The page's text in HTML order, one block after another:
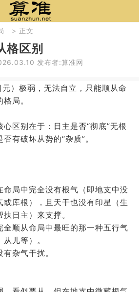
> 正文
格区别
发布者:算准网
元）极弱，无法自立，只能顺从命
局。
区别在于：日主是否“彻底”无根
有破坏从势的“杂质”。
命局中完全没有根气（即地支中没
或库根），且天干也没有印星（生
日主）来支撑。
全顺从命局中最旺的那一种五行气
儿等）。
杂气干扰。